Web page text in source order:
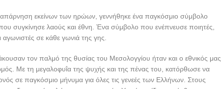
εκείνων των ηρώων, γεννήθηκε ένα παγκόσμιο σύμβολο
συγκίνησε λαούς και έθνη. Ένα σύμβολο που ενέπνευσε ποιητές,
σε κάθε γωνιά της γης.
τον παλμό της θυσίας του Μεσολογγίου ήταν και ο εθνικός μας
Με τη μεγαλοφυΐα της ψυχής και της πένας του, κατόρθωσε να
σε παγκόσμιο μήνυμα για όλες τις γενεές των Ελλήνων. Στους